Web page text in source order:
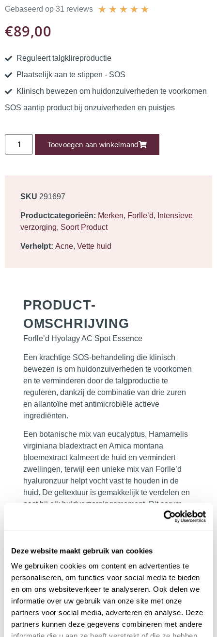
Deze website maakt gebruik van cookies
We gebruiken cookies om content en advertenties te
personaliseren, om functies voor social media te bieden
en om ons websiteverkeer te analyseren. Ook delen we
informatie over uw gebruik van onze site met onze
partners voor social media, adverteren en analyse. Deze
partners kunnen deze gegevens combineren met andere
Gebaseerd op 31 reviews ★ ★ ★ ★ ★
€89,00
Reguleert talgklireproductie
Plaatselijk aan te stippen - SOS
Klinisch bewezen om huidonzuiverheden te voorkomen
SOS aantip product bij onzuiverheden en puistjes
Toevoegen aan winkelmand
SKU 291697
Productcategorieën: Merken, Forlle’d, Intensieve
verzorging, Soort Product
Verhelpt: Acne, Vette huid
PRODUCT­
OMSCHRIJVING
Forlle’d Hyolagy AC Spot Essence
Een krachtige SOS-behandeling die klinisch
bewezen is om huidonzuiverheden te voorkomen
en te verminderen door de talgproductie te
reguleren, dankzij de combinatie van drie zuren
en allantoïne met antimicrobiële actieve
ingrediënten.
Een botanische mix van eucalyptus, Hamamelis
virginiana bladextract en Arnica montana
bloemextract kalmeert de huid en vermindert
zwellingen, terwijl een unieke mix van Forlle’d
hyaluronzuur helpt vocht vast te houden in de
huid. De geltextuur is gemakkelijk te verdelen en
past bij elk huidverzorgingsmoment. Dit serum
Inhoud:30 ml
PRODUCTGEBRUIK